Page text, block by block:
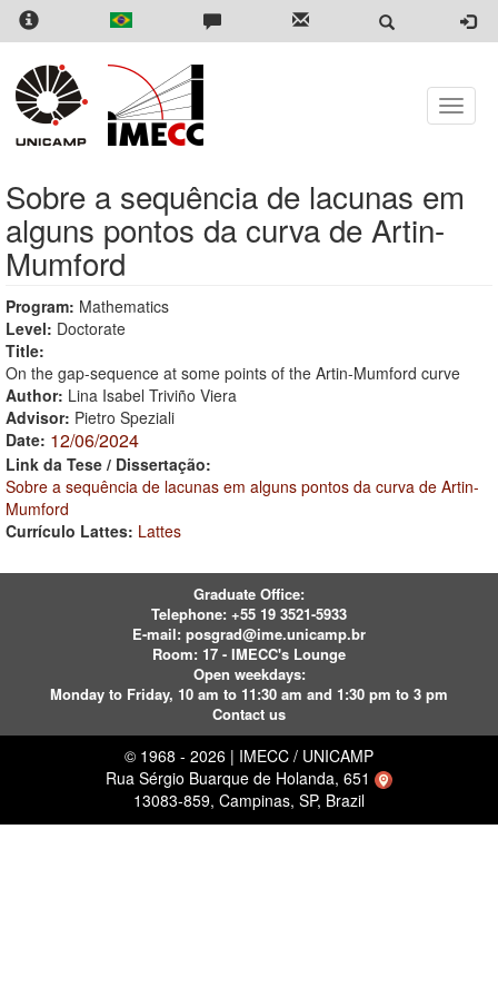
Skip
content
Toggle
Sobre a sequência de lacunas em
alguns pontos da curva de Artin-
Mumford
Program: Mathematics
Level: Doctorate
Title:
On the gap-sequence at some points of the Artin-Mumford curve
Author: Lina Isabel Triviño Viera
Advisor: Pietro Speziali
Date: 12/06/2024
Link da Tese / Dissertação:
Sobre a sequência de lacunas em alguns pontos da curva de Artin-
Mumford
Currículo Lattes: Lattes
Graduate Office:
Telephone: +55 19 3521-5933
E-mail: posgrad@ime.unicamp.br
Room: 17 - IMECC's Lounge
Open weekdays:
Monday to Friday, 10 am to 11:30 am and 1:30 pm to 3 pm
Contact us
© 1968 - 2026 | IMECC / UNICAMP
Rua Sérgio Buarque de Holanda, 651
13083-859, Campinas, SP, Brazil